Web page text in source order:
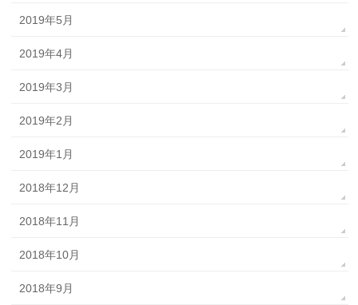
2019年5月
2019年4月
2019年3月
2019年2月
2019年1月
2018年12月
2018年11月
2018年10月
2018年9月